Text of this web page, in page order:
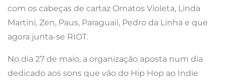
com os cabeças de cartaz Ornatos Violeta, Linda
Martini, Zen, Paus, Paraguaii, Pedro da Linha e que
agora junta-se RIOT.
No dia 27 de maio, a organização aposta num dia
dedicado aos sons que vão do Hip Hop ao Indie